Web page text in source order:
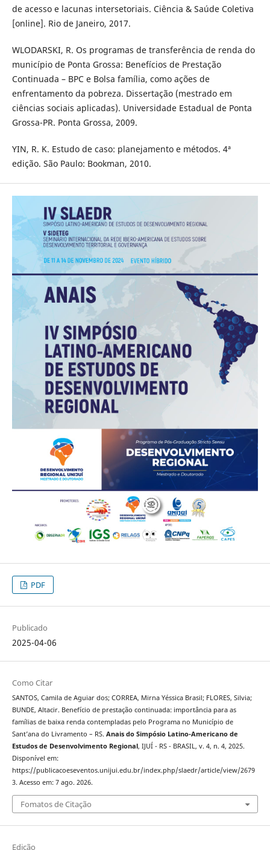
de acesso e lacunas intersetoriais. Ciência & Saúde Coletiva
[online]. Rio de Janeiro, 2017.
WLODARSKI, R. Os programas de transferência de renda do
município de Ponta Grossa: Benefícios de Prestação
Continuada – BPC e Bolsa família, como ações de
enfrentamento da pobreza. Dissertação (mestrado em
ciências sociais aplicadas). Universidade Estadual de Ponta
Grossa-PR. Ponta Grossa, 2009.
YIN, R. K. Estudo de caso: planejamento e métodos. 4ª
edição. São Paulo: Bookman, 2010.
PDF
Publicado
2025-04-06
Como Citar
SANTOS, Camila de Aguiar dos; CORREA, Mirna Yéssica Brasil; FLORES, Silvia;
BUNDE, Altacir. Benefício de prestação continuada: importância para as
famílias de baixa renda contempladas pelo Programa no Município de
Sant’ana do Livramento – RS. Anais do Simpósio Latino-Americano de
Estudos de Desenvolvimento Regional, IJUÍ - RS - BRASIL, v. 4, n. 4, 2025.
Disponível em:
https://publicacoeseventos.unijui.edu.br/index.php/slaedr/article/view/2679
3. Acesso em: 7 ago. 2026.
Fomatos de Citação
Edição